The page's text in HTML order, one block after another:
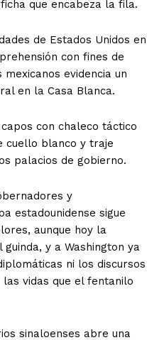
que encabeza la fila.
de Estados Unidos en
con fines de
evidencia un
en la Casa Blanca.
con chaleco táctico
cuello blanco y traje
palacios de gobierno.
y
estadounidense sigue
aunque hoy la
y a Washington ya
ni los discursos
vidas que el fentanilo
sinaloenses abre una